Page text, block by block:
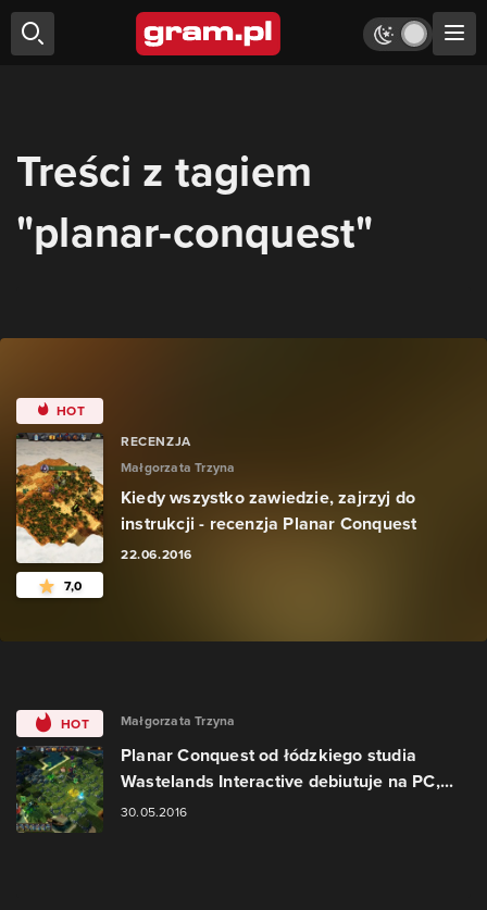
Treści z tagiem
"planar-conquest"
HOT
7,0
RECENZJA
Małgorzata Trzyna
Kiedy wszystko zawiedzie, zajrzyj do
instrukcji - recenzja Planar Conquest
22.06.2016
HOT Małgorzata Trzyna
Planar Conquest od łódzkiego studia
Wastelands Interactive debiutuje na PC,...
30.05.2016